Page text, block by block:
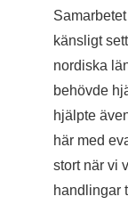
känsligt
nordiska
behövde
hjälpte
här med
stort när vi
handlingar